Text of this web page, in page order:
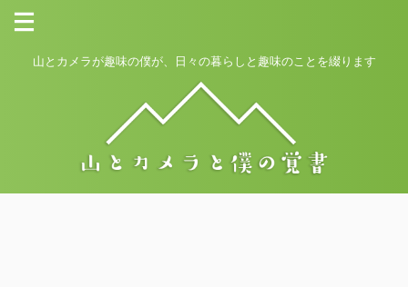
山とカメラが趣味の僕が、日々の暮らしと趣味のことを綴ります